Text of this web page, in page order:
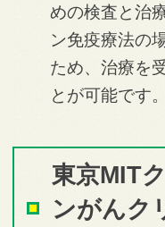
めの検査と治
ン免疫療法の
ため、治療を
とが可能です。
東京MIT
ンがんク